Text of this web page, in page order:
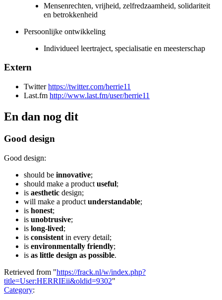
Mensenrechten, vrijheid, zelfredzaamheid, solidariteit
en betrokkenheid
Persoonlijke ontwikkeling
Individueel leertraject, specialisatie en meesterschap
Extern
Twitterhttps://twitter.com/herrie11
Last.fm http://www.last.fm/user/herrie11
En dan nog dit
Good design
Good design:
should be innovative;
should make a product useful;
is aesthetic design;
will make a product understandable;
is honest;
is unobtrusive;
is long-lived;
is consistent in every detail;
is environmentally friendly;
is as little design as possible.
Retrieved from "https://frack.nl/w/index.php?
title=User:HERRIEii&oldid=9302"
Category: